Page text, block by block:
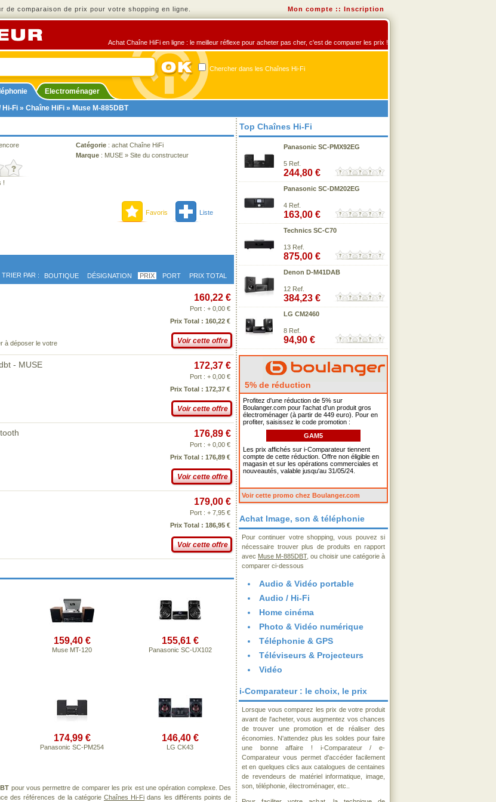
de comparaison de prix pour votre shopping en ligne. Mon compte :: Inscription
Achat Chaîne HiFi en ligne : le meilleur réflexe pour acheter pas cher, c'est de comparer les prix !
Chercher dans les Chaînes Hi-Fi
Electroménager
Hi-Fi » Chaîne HiFi » Muse M-885DBT
!
Catégorie : achat Chaîne HiFi
Marque : MUSE » Site du constructeur
Favoris Liste
TRIER PAR : BOUTIQUE DÉSIGNATION PRIX PORT PRIX TOTAL
à déposer le votre
160,22 €
Port : + 0,00 €
Prix Total : 160,22 €
Voir cette offre
- MUSE 172,37 €
Port : + 0,00 €
Prix Total : 172,37 €
Voir cette offre
176,89 €
Port : + 0,00 €
Prix Total : 176,89 €
Voir cette offre
179,00 €
Port : + 7,95 €
Prix Total : 186,95 €
Voir cette offre
159,40 €
Muse MT-120
155,61 €
Panasonic SC-UX102
174,99 €
Panasonic SC-PM254
146,40 €
LG CK43
pour vous permettre de comparer les prix est une opération complexe. Des
des références de la catégorie Chaînes Hi-Fi dans les différents points de
Top Chaînes Hi-Fi
Panasonic SC-PMX92EG
5 Ref.
244,80 €
Panasonic SC-DM202EG
4 Ref.
163,00 €
Technics SC-C70
13 Ref.
875,00 €
Denon D-M41DAB
12 Ref.
384,23 €
LG CM2460
8 Ref.
94,90 €
5% de réduction
Profitez d'une réduction de 5% sur
Boulanger.com pour l'achat d'un produit gros
électroménager (à partir de 449 euro). Pour en
profiter, saisissez le code promotion :
GAM5
Les prix affichés sur i-Comparateur tiennent
compte de cette réduction. Offre non éligible en
magasin et sur les opérations commerciales et
nouveautés, valable jusqu'au 31/05/24.
Voir cette promo chez Boulanger.com
Achat Image, son & téléphonie
Pour continuer votre shopping, vous pouvez si
nécessaire trouver plus de produits en rapport
avec Muse M-885DBT, ou choisir une catégorie à
comparer ci-dessous
Audio & Vidéo portable
Audio / Hi-Fi
Home cinéma
Photo & Vidéo numérique
Téléphonie & GPS
Téléviseurs & Projecteurs
Vidéo
i-Comparateur : le choix, le prix
Lorsque vous comparez les prix de votre produit
avant de l'acheter, vous augmentez vos chances
de trouver une promotion et de réaliser des
économies. N'attendez plus les soldes pour faire
une bonne affaire ! i-Comparateur / e-
Comparateur vous permet d'accéder facilement
et en quelques clics aux catalogues de centaines
de revendeurs de matériel informatique, image,
son, téléphonie, électroménager, etc..